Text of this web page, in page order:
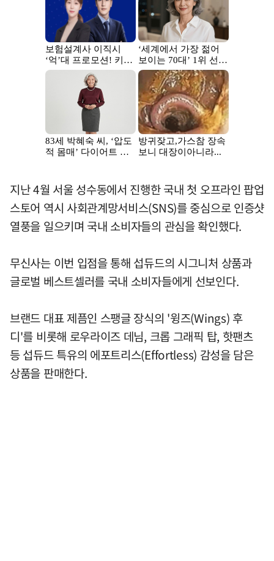
지난 4월 서울 성수동에서 진행한 국내 첫 오프라인 팝업
스토어 역시 사회관계망서비스(SNS)를 중심으로 인증샷
열풍을 일으키며 국내 소비자들의 관심을 확인했다.
무신사는 이번 입점을 통해 섭듀드의 시그니처 상품과
글로벌 베스트셀러를 국내 소비자들에게 선보인다.
브랜드 대표 제픔인 스팽글 장식의 '윙즈(Wings) 후
디'를 비롯해 로우라이즈 데님, 크롭 그래픽 탑, 핫팬츠
등 섭듀드 특유의 에포트리스(Effortless) 감성을 담은
상품을 판매한다.